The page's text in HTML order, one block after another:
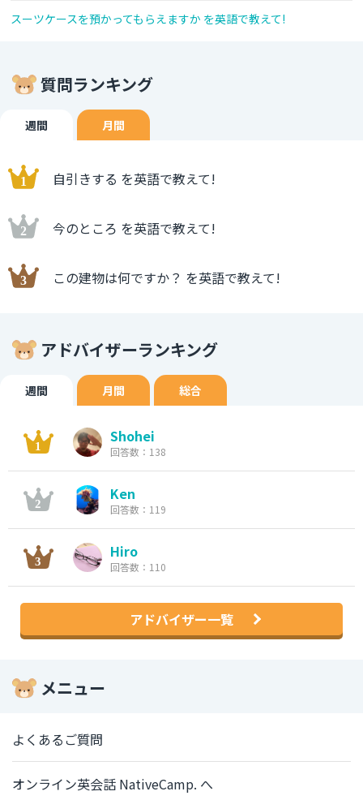
スーツケースを預かってもらえますか を英語で教えて!
質問ランキング
週間 月間
自引きする を英語で教えて!
今のところ を英語で教えて!
この建物は何ですか？ を英語で教えて!
アドバイザーランキング
週間 月間 総合
Shohei
回答数：138
Ken
回答数：119
Hiro
回答数：110
アドバイザー一覧
メニュー
よくあるご質問
オンライン英会話 NativeCamp. へ